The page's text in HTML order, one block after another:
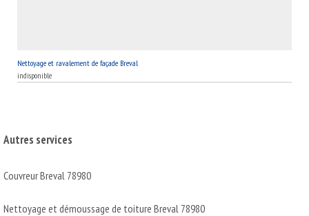
Nettoyage et ravalement de façade Breval
indisponible
Autres services
Couvreur Breval 78980
Nettoyage et démoussage de toiture Breval 78980